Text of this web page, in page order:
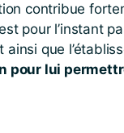
contribue
pour l’instant
que
pour lui